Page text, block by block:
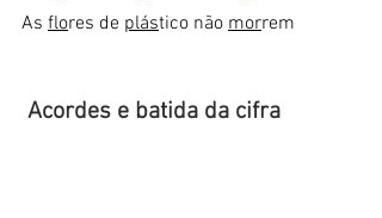
As flores de plástico não morrem
Acordes e batida da cifra